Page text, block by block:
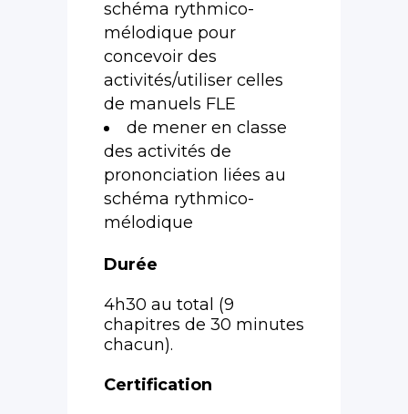
schéma rythmico-
mélodique pour
concevoir des
activités/utiliser celles
de manuels FLE
de mener en classe
des activités de
prononciation liées au
schéma rythmico-
mélodique
Durée
4h30 au total (9
chapitres de 30 minutes
chacun).
Certification